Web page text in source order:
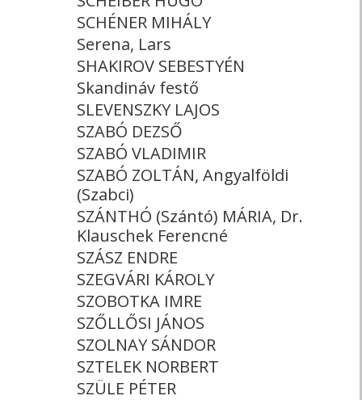
SCHÉNER MIHÁLY
Serena, Lars
SHAKIROV SEBESTYÉN
Skandináv festő
SLEVENSZKY LAJOS
SZABÓ DEZSŐ
SZABÓ VLADIMIR
SZABÓ ZOLTÁN, Angyalföldi
(Szabci)
SZÁNTHÓ (Szántó) MÁRIA, Dr.
Klauschek Ferencné
SZÁSZ ENDRE
SZEGVÁRI KÁROLY
SZOBOTKA IMRE
SZŐLLŐSI JÁNOS
SZOLNAY SÁNDOR
SZTELEK NORBERT
SZÜLE PÉTER